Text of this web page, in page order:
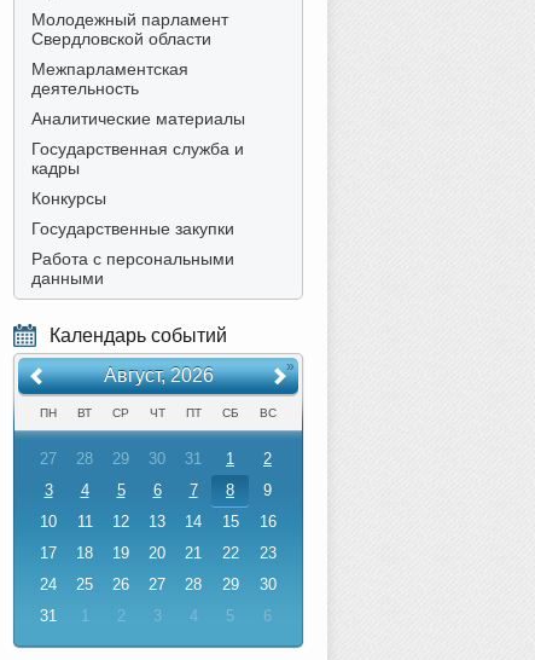
Молодежный парламент
Свердловской области
Межпарламентская
деятельность
Аналитические материалы
Государственная служба и
кадры
Конкурсы
Государственные закупки
Работа с персональными
данными
Календарь событий
Август, 2026 »
ПН ВТ СР ЧТ ПТ СБ ВС
27 28 29 30 31 1
2
3
4 5 6 7 8
9
10
11 12 13 14 15
16
17
18 19 20 21 22
23
24
25 26 27 28 29
30
31
1 2 3 4 5 6